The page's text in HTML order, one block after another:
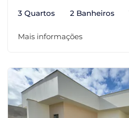
3 Quartos 2 Banheiros
Mais informações